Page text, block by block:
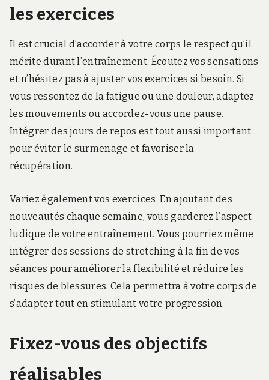
les exercices
Il est crucial d’accorder à votre corps le respect qu’il
mérite durant l’entraînement. Écoutez vos sensations
et n’hésitez pas à ajuster vos exercices si besoin. Si
vous ressentez de la fatigue ou une douleur, adaptez
les mouvements ou accordez-vous une pause.
Intégrer des jours de repos est tout aussi important
pour éviter le surmenage et favoriser la
récupération.
Variez également vos exercices. En ajoutant des
nouveautés chaque semaine, vous garderez l’aspect
ludique de votre entraînement. Vous pourriez même
intégrer des sessions de stretching à la fin de vos
séances pour améliorer la flexibilité et réduire les
risques de blessures. Cela permettra à votre corps de
s’adapter tout en stimulant votre progression.
Fixez-vous des objectifs
réalisables